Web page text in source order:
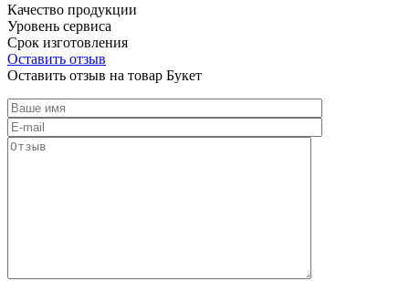
Качество продукции
Уровень сервиса
Срок изготовления
Оставить отзыв
Оставить отзыв на товар Букет